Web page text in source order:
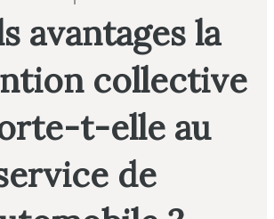
avantages la
collective
t-elle au
de